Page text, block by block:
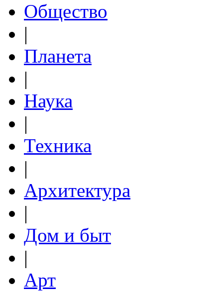
Общество
|
Планета
|
Наука
|
Техника
|
Архитектура
|
Дом и быт
|
Арт